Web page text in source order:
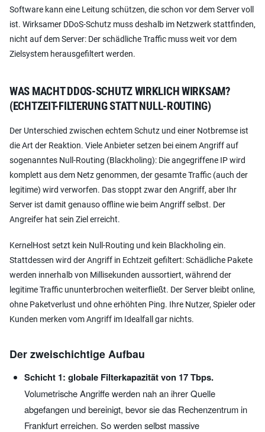
Software kann eine Leitung schützen, die schon vor dem Server voll
ist. Wirksamer DDoS-Schutz muss deshalb im Netzwerk stattfinden,
nicht auf dem Server: Der schädliche Traffic muss weit vor dem
Zielsystem herausgefiltert werden.
WAS MACHT DDOS-SCHUTZ WIRKLICH WIRKSAM?
(ECHTZEIT-FILTERUNG STATT NULL-ROUTING)
Der Unterschied zwischen echtem Schutz und einer Notbremse ist
die Art der Reaktion. Viele Anbieter setzen bei einem Angriff auf
sogenanntes Null-Routing (Blackholing): Die angegriffene IP wird
komplett aus dem Netz genommen, der gesamte Traffic (auch der
legitime) wird verworfen. Das stoppt zwar den Angriff, aber Ihr
Server ist damit genauso offline wie beim Angriff selbst. Der
Angreifer hat sein Ziel erreicht.
KernelHost setzt kein Null-Routing und kein Blackholing ein.
Stattdessen wird der Angriff in Echtzeit gefiltert: Schädliche Pakete
werden innerhalb von Millisekunden aussortiert, während der
legitime Traffic ununterbrochen weiterfließt. Der Server bleibt online,
ohne Paketverlust und ohne erhöhten Ping. Ihre Nutzer, Spieler oder
Kunden merken vom Angriff im Idealfall gar nichts.
Der zweischichtige Aufbau
Schicht 1: globale Filterkapazität von 17 Tbps.
Volumetrische Angriffe werden nah an ihrer Quelle
abgefangen und bereinigt, bevor sie das Rechenzentrum in
Frankfurt erreichen. So werden selbst massive